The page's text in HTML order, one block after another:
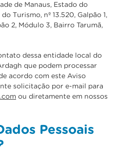
de Manaus, Estado do
Turismo, nº 13.520, Galpão 1,
2, Módulo 3, Bairro Tarumã,
dessa entidade local do
que podem processar
acordo com este Aviso
solicitação por e-mail para
ou diretamente em nossos
Pessoais